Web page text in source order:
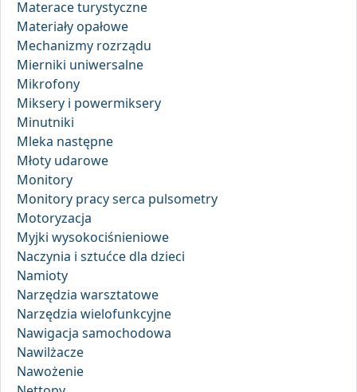
Materace turystyczne
Materiały opałowe
Mechanizmy rozrządu
Mierniki uniwersalne
Mikrofony
Miksery i powermiksery
Minutniki
Mleka następne
Młoty udarowe
Monitory
Monitory pracy serca pulsometry
Motoryzacja
Myjki wysokociśnieniowe
Naczynia i sztućce dla dzieci
Namioty
Narzędzia warsztatowe
Narzędzia wielofunkcyjne
Nawigacja samochodowa
Nawilżacze
Nawożenie